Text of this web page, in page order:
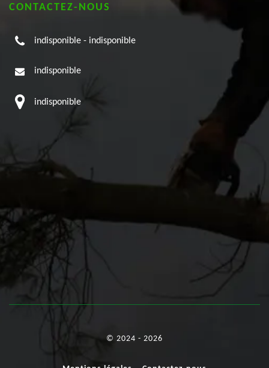
CONTACTEZ-NOUS
indisponible - indisponible
indisponible
indisponible
© 2024 - 2026